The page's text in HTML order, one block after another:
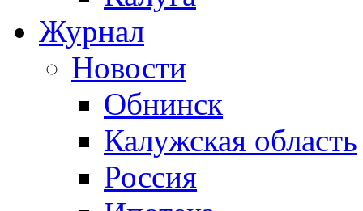
Журнал
Новости
Обнинск
Калужская область
Россия